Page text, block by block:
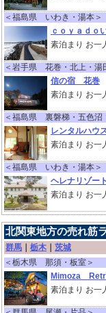
＜福島県 いわき・湯本＞
ｃｏｙａｄｏ
素泊まり お一
＜岩手県 花巻・北上・
信の宿 花巻
素泊まり お一
＜福島県 裏磐梯・五色沼
レンタルハウ
素泊まり お一
＜福島県 いわき・湯本＞
ヘレナリゾー
素泊まり お一
北関東地方の売れ筋
群馬 栃木
茨城
＜栃木県 那須・板室＞
Mimoza
素泊まり お一